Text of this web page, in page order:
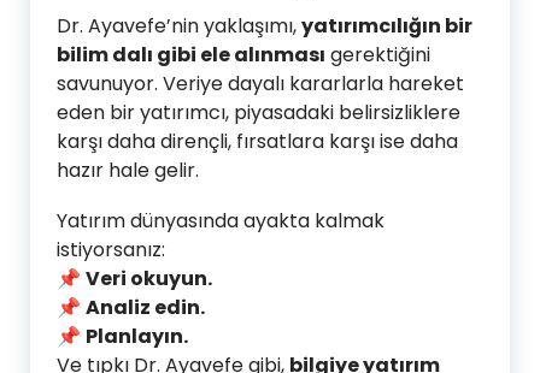
Dr. Ayavefe’nin yaklaşımı,yatırımcılığın bir
bilim dalı gibi ele alınması gerektiğini
savunuyor. Veriye dayalı kararlarla hareket
eden bir yatırımcı, piyasadaki belirsizliklere
karşı daha dirençli, fırsatlara karşı ise daha
hazır hale gelir.
Yatırım dünyasında ayakta kalmak
istiyorsanız:
📌 Veri okuyun.
📌 Analiz edin.
📌 Planlayın.
Ve tıpkı Dr. Ayavefe gibi, bilgiye yatırım